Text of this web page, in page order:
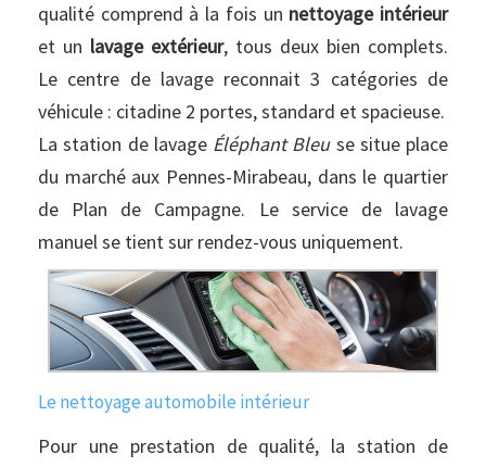
qualité comprend à la fois un nettoyage intérieur
et un lavage extérieur, tous deux bien complets.
Le centre de lavage reconnait 3 catégories de
véhicule : citadine 2 portes, standard et spacieuse.
La station de lavage Éléphant Bleuse situe place
du marché aux Pennes-Mirabeau, dans le quartier
de Plan de Campagne. Le service de lavage
manuel se tient sur rendez-vous uniquement.
Le nettoyage automobile intérieur
Pour une prestation de qualité, la station de